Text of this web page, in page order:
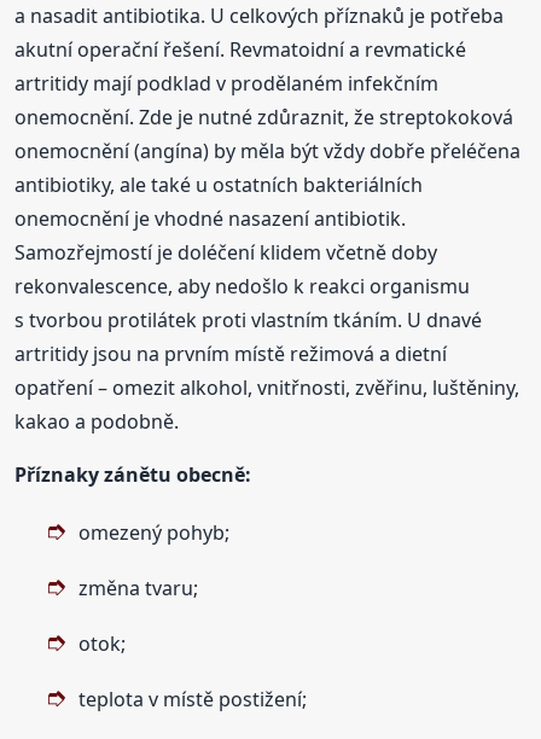
a nasadit antibiotika. U celkových příznaků je potřeba
akutní operační řešení. Revmatoidní a revmatické
artritidy mají podklad v prodělaném infekčním
onemocnění. Zde je nutné zdůraznit, že streptokoková
onemocnění (angína) by měla být vždy dobře přeléčena
antibiotiky, ale také u ostatních bakteriálních
onemocnění je vhodné nasazení antibiotik.
Samozřejmostí je doléčení klidem včetně doby
rekonvalescence, aby nedošlo k reakci organismu
s tvorbou protilátek proti vlastním tkáním. U dnavé
artritidy jsou na prvním místě režimová a dietní
opatření – omezit alkohol, vnitřnosti, zvěřinu, luštěniny,
kakao a podobně.
Příznaky zánětu obecně:
omezený pohyb;
změna tvaru;
otok;
teplota v místě postižení;